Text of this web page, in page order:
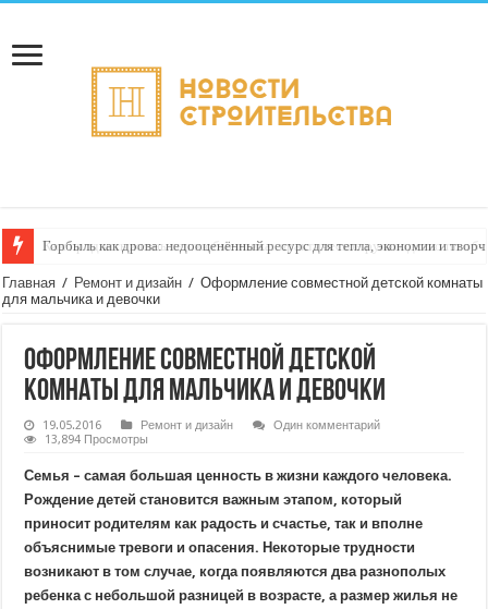
Горбыль как дрова: недооценённый ресурс для тепла, экономии и
Главная / Ремонт и дизайн / Оформление совместной детской комнаты
для мальчика и девочки
Оформление совместной детской
комнаты для мальчика и девочки
19.05.2016 Ремонт и дизайн
Один комментарий
13,894 Просмотры
Семья – самая большая ценность в жизни каждого человека.
Рождение детей становится важным этапом, который
приносит родителям как радость и счастье, так и вполне
объяснимые тревоги и опасения. Некоторые трудности
возникают в том случае, когда появляются два разнополых
ребенка с небольшой разницей в возрасте, а размер жилья не